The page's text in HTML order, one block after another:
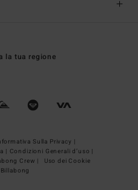
la tua regione
Sulla Privacy |
| Condizioni Generali d’uso |
Crew |
Uso dei Cookie